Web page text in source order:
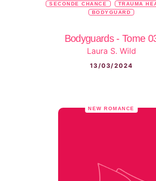
SECONDE CHANCE
TRAUMA
BODYGUARD
Bodyguards - Tome
Laura S. Wild
13/03/2024
NEW ROMANCE